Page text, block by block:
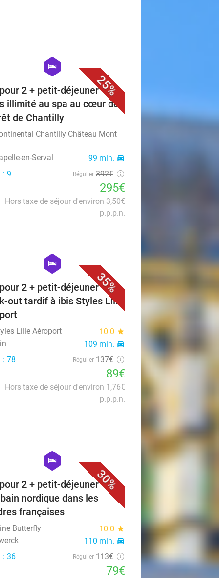
25%
hexagon
hotel
2 + petit-déjeuner +
illimité au spa au cœur de
de Chantilly
Chantilly Château Mont
en-Serval
99 min. directions_car
: 9 Régulier 392€
295€
Hors taxe de séjour d'environ 3,50€
p.p.p.n.
35%
hexagon
hotel
2 + petit-déjeuner +
out tardif à ibis Styles Lille
Lille Aéroport 10.0 star
109 min. directions_car
: 78 Régulier 137€
89€
Hors taxe de séjour d'environ 1,76€
p.p.p.n.
30%
hexagon
hotel
2 + petit-déjeuner +
nordique dans les
françaises
Butterfly 10.0 star
110 min. directions_car
: 36 Régulier 113€
79€